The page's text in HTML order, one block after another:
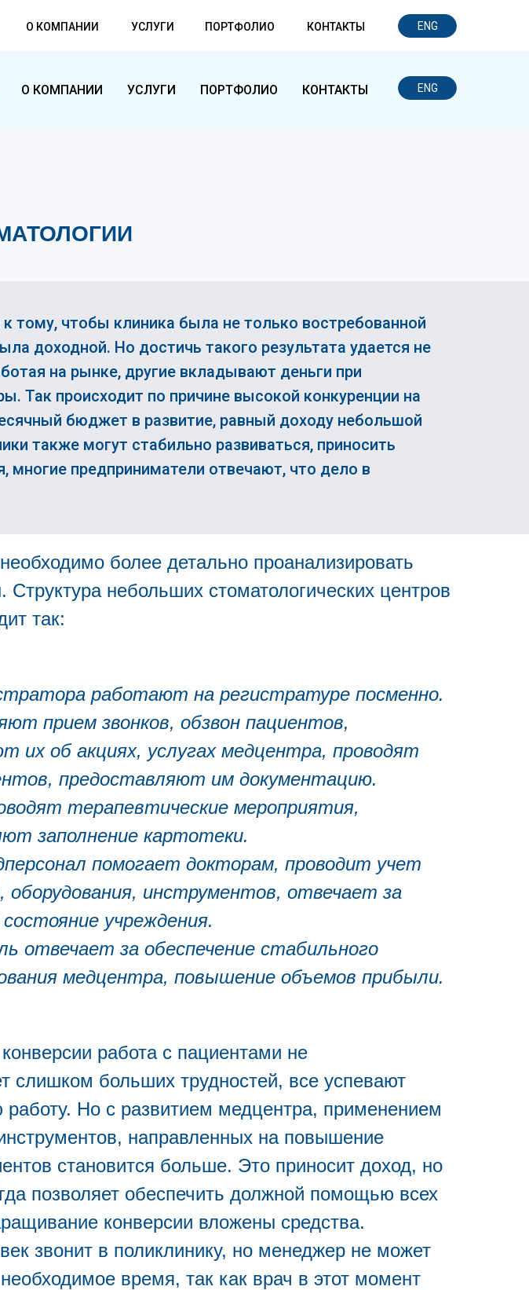
ENG
О КОМПАНИИ УСЛУГИ ПОРТФОЛИО КОНТАКТЫ
ENG
О КОМПАНИИ УСЛУГИ ПОРТФОЛИО КОНТАКТЫ
тому, чтобы клиника была не только востребованной
доходной. Но достичь такого результата удается не
на рынке, другие вкладывают деньги при
Так происходит по причине высокой конкуренции на
бюджет в развитие, равный доходу небольшой
также могут стабильно развиваться, приносить
многие предприниматели отвечают, что дело в
более детально проанализировать
Структура небольших стоматологических центров
так:
работают на регистратуре посменно.
прием звонков, обзвон пациентов,
их об акциях, услугах медцентра, проводят
предоставляют им документацию.
терапевтические мероприятия,
заполнение картотеки.
помогает докторам, проводит учет
оборудования, инструментов, отвечает за
учреждения.
отвечает за обеспечение стабильного
медцентра, повышение объемов прибыли.
работа с пациентами не
слишком больших трудностей, все успевают
работу. Но с развитием медцентра, применением
направленных на повышение
становится больше. Это приносит доход, но
позволяет обеспечить должной помощью всех
конверсии вложены средства.
звонит в поликлинику, но менеджер не может
время, так как врач в этот момент